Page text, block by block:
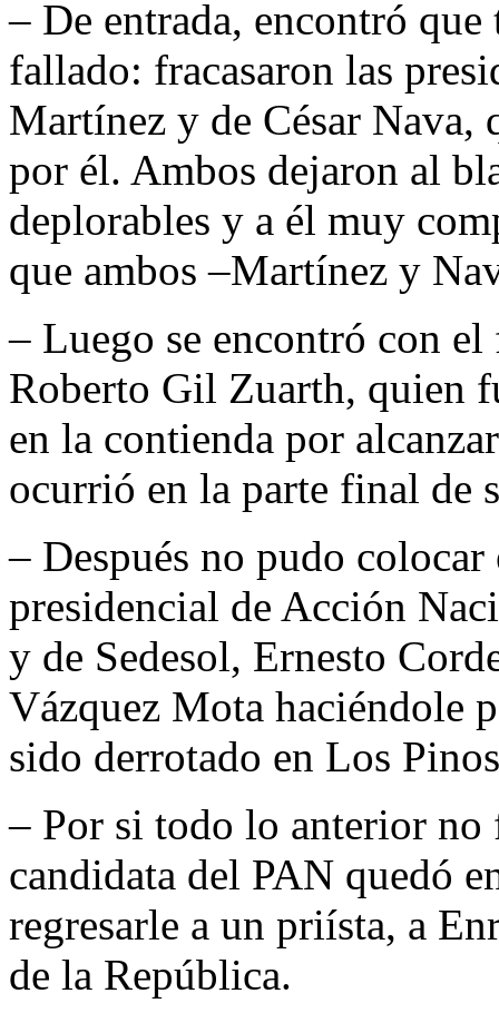
– De entrada, encontró
fallado: fracasaron las
Martínez y de César Nava,
por él. Ambos dejaron al
deplorables y a él muy
que ambos –Martínez y
– Luego se encontró con
Roberto Gil Zuarth, quien
en la contienda por
ocurrió en la parte final de
– Después no pudo
presidencial de Acción
y de Sedesol, Ernesto
Vázquez Mota haciéndole
sido derrotado en Los
– Por si todo lo anterior no
candidata del PAN quedó
regresarle a un priísta, a
de la República.